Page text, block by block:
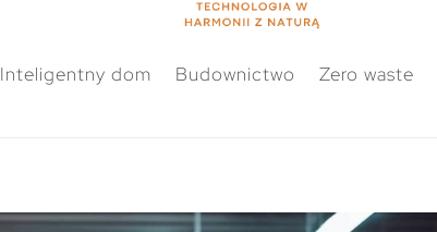
Inteligentny dom Budownictwo Zero waste